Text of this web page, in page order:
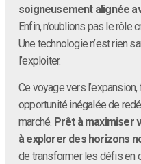
soigneusement alignée
Enfin, n’oublions pas le rôle
Une technologie n’est rien
l’exploiter.
Ce voyage vers
opportunité inégalée de
marché. Prêt à maximiser
à explorer des horizons
de transformer les défis en